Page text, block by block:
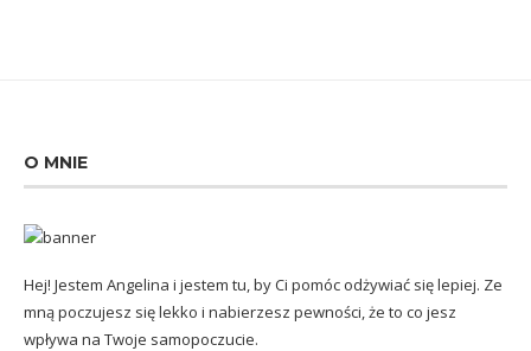
O MNIE
Hej! Jestem Angelina i jestem tu, by Ci pomóc odżywiać się lepiej. Ze
mną poczujesz się lekko i nabierzesz pewności, że to co jesz
wpływa na Twoje samopoczucie.